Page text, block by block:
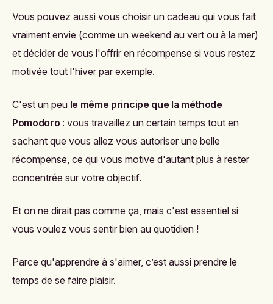
Vous pouvez aussi vous choisir un cadeau qui vous fait
vraiment envie (comme un weekend au vert ou à la mer)
et décider de vous l'offrir en récompense si vous restez
motivée tout l'hiver par exemple.
C'est un peu le même principe que la méthode
Pomodoro : vous travaillez un certain temps tout en
sachant que vous allez vous autoriser une belle
récompense, ce qui vous motive d'autant plus à rester
concentrée sur votre objectif.
Et on ne dirait pas comme ça, mais c'est essentiel si
vous voulez vous sentir bien au quotidien !
Parce qu'apprendre à s'aimer, c’est aussi prendre le
temps de se faire plaisir.